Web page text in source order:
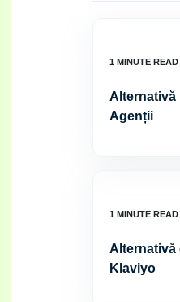
Alternativă
Agenții
Alternativă
Klaviyo